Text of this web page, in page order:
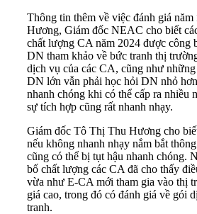
Thông tin thêm về việc đánh giá
Hương, Giám đốc NEAC cho biết
chất lượng CA năm 2024 được công
DN tham khảo về bức tranh thị
dịch vụ của các CA, cũng như
DN lớn vẫn phải học hỏi DN nhỏ
nhanh chóng khi có thể cấp ra nhiều
sự tích hợp cũng rất nhanh nhạy.
Giám đốc Tô Thị Thu Hương cho
nếu không nhanh nhạy nắm bắt
cũng có thể bị tụt hậu nhanh chóng.
bố chất lượng các CA đã cho thấy
vừa như E-CA mới tham gia vào thị
giá cao, trong đó có đánh giá về gói
tranh.